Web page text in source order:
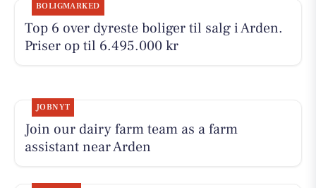
BOLIGMARKED
Top 6 over dyreste boliger til salg i Arden.
Priser op til 6.495.000 kr
JOBNYT
Join our dairy farm team as a farm
assistant near Arden